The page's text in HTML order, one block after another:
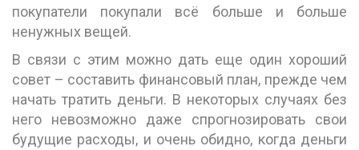
покупатели покупали всё больше и больше
ненужных вещей.
В связи с этим можно дать еще один хороший
совет – составить финансовый план, прежде чем
начать тратить деньги. В некоторых случаях без
него невозможно даже спрогнозировать свои
будущие расходы, и очень обидно, когда деньги